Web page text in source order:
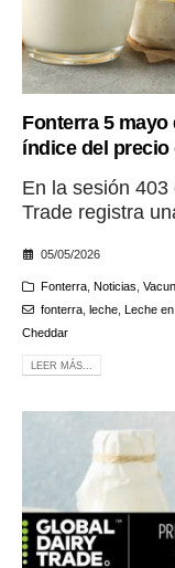
Fonterra 5 mayo
índice del
En la sesión
Trade registra
05/05/2026
Fonterra, Noticias,
fonterra, leche, Leche
Cheddar
LEER MÁS...